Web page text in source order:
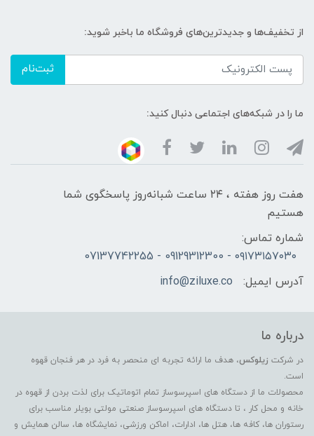
از تخفیف‌ها و جدیدترین‌های فروشگاه ما باخبر شوید:
ثبت‌نام
ما را در شبکه‌های اجتماعی دنبال کنید:
هفت روز هفته ، ۲۴ ساعت شبانه‌روز پاسخگوی شما
هستیم
شماره تماس:
۰۹۱۷۳۱۵۷۰۳۰ - 09129312300 - 07137742255
آدرس ایمیل:
info@ziluxe.co
درباره ما
در شرکت زیلوکس، هدف ما ارائه تجربه ای منحصر به فرد در هر فنجان قهوه
است.
محصولات ما از دستگاه های اسپرسوساز تمام اتوماتیک برای لذت بردن از قهوه در
خانه و محل کار ، تا دستگاه های اسپرسوساز صنعتی مولتی بویلر مناسب برای
رستوران ها، کافه ها، هتل ها، ادارات، اماکن ورزشی، نمایشگاه ها، سالن همایش و